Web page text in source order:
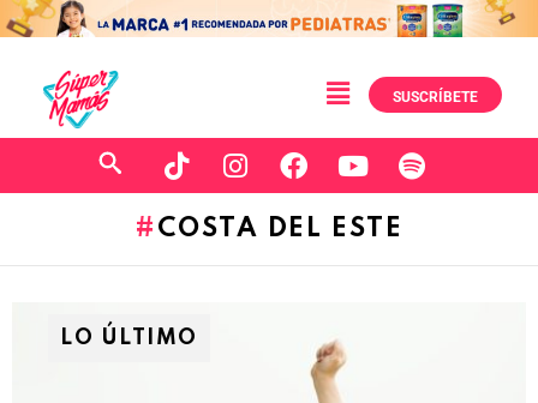
SUSCRÍBETE
COSTA DEL ESTE
LO ÚLTIMO